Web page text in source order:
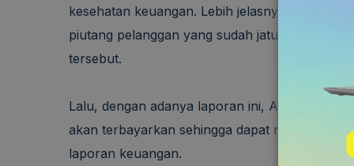
kesehatan keuangan. Lebih jelasnya, dengan
piutang pelanggan yang sudah jatuh tempo
tersebut.
Lalu, dengan adanya laporan ini, Anda dapat
akan terbayarkan sehingga dapat
laporan keuangan.